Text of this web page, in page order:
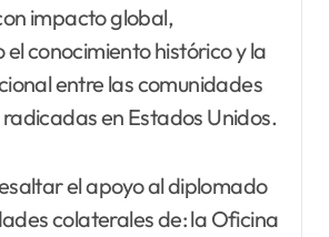
impacto global,
conocimiento histórico y la
entre las comunidades
en Estados Unidos.
el apoyo al diplomado
colaterales de: la Oficina